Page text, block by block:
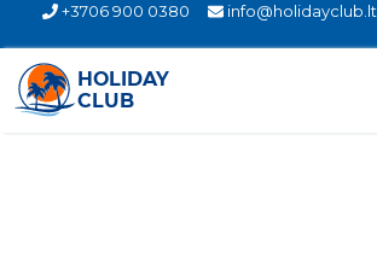
+3706 900 0380 info@holidayclub.lt